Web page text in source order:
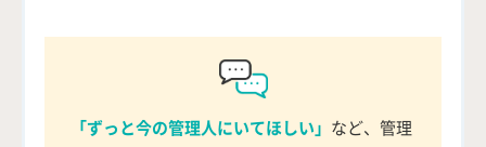
「ずっと今の管理人にいてほしい」 など、管理